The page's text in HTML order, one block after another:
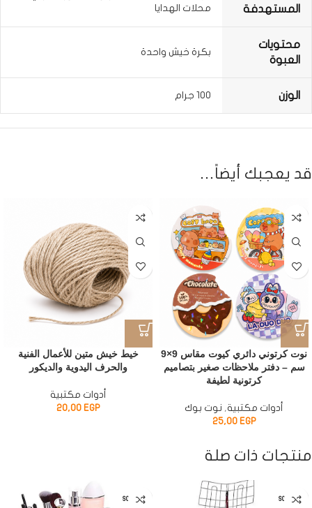
المستهدفة
محلات الهدايا
محتويات
العبوة
بكرة خيش واحدة
الوزن 100 جرام
قد يعجبك أيضاً…
نوت كرتوني دائري كيوت مقاس 9×9
سم – دفتر ملاحظات صغير بتصاميم
كرتونية لطيفة
أدوات مكتبية, نوت بوك
25,00 EGP
خيط خيش متين للأعمال الفنية
والحرف اليدوية والديكور
أدوات مكتبية
20,00 EGP
منتجات ذات صلة
SOLD OUT
SOLD OUT